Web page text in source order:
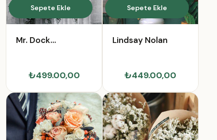
Sepete Ekle
Mr. Dock
₺499.00,00
Sepete Ekle
Lindsay Nolan
₺449.00,00